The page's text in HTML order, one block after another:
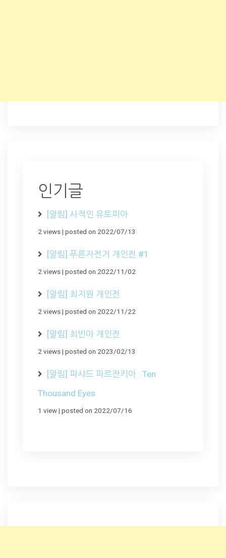
인기글
[알림] 사적인 유토피아
2 views| posted on 2022/07/13
[알림] 푸른자전거 개인전 #1
2 views| posted on 2022/11/02
[알림] 최지원 개인전
2 views| posted on 2022/11/22
[알림] 최빈아 개인전
2 views| posted on 2023/02/13
[알림] 파샤드 파르잔키아 : Ten
Thousand Eyes
1 view| posted on 2022/07/16